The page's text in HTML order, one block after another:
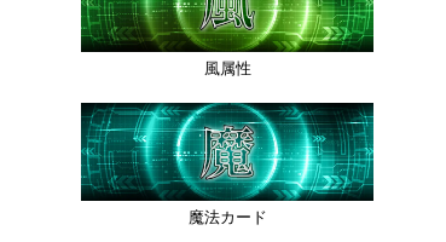
風属性
魔法カード